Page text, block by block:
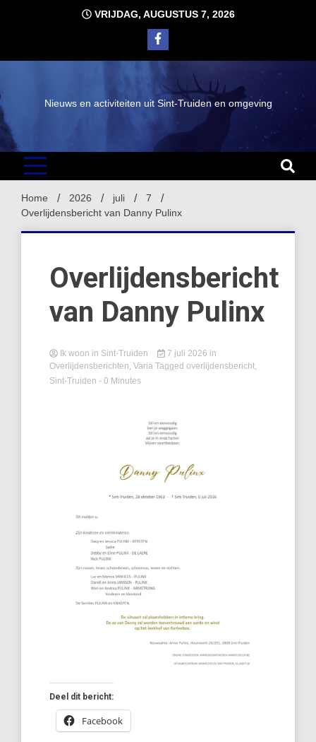
VRIJDAG, AUGUSTUS 7, 2026
Nieuws en activiteiten uit Sint-Truiden en omgeving
Home 2026 juli
7
Overlijdensbericht van Danny Pulinx
Overlijdensbericht
van Danny Pulinx
Ik woon in Sint-Truiden 7 juli 2026 in
Overlijdensberichten, Varia Tagged overlijdensbericht,
Sint-Truiden - 0 Minutes
Deel dit bericht:
Facebook